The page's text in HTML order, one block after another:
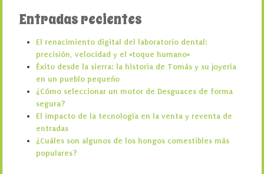
Entradas recientes
El renacimiento digital del laboratorio dental:
precisión, velocidad y el «toque humano»
Éxito desde la sierra: la historia de Tomás y su joyería
en un pueblo pequeño
¿Cómo seleccionar un motor de Desguaces de forma
segura?
El impacto de la tecnología en la venta y reventa de
entradas
¿Cuáles son algunos de los hongos comestibles más
populares?